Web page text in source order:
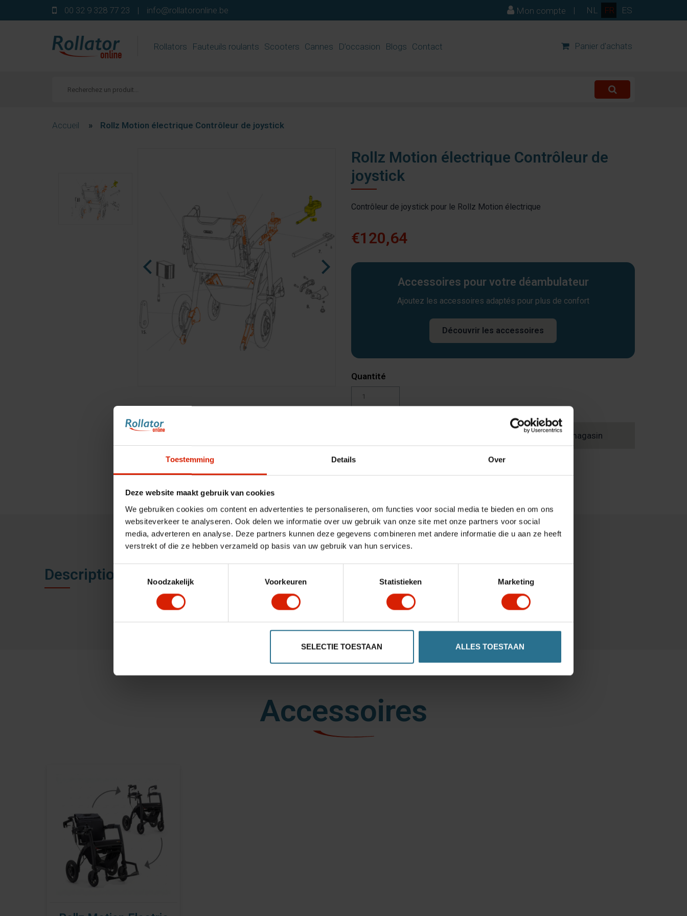
Toestemming Details Over
Deze website maakt gebruik van cookies
We gebruiken cookies om content en advertenties te personaliseren, om functies voor social media te bieden en om ons
websiteverkeer te analyseren. Ook delen we informatie over uw gebruik van onze site met onze partners voor social
media, adverteren en analyse. Deze partners kunnen deze gegevens combineren met andere informatie die u aan ze heeft
verstrekt of die ze hebben verzameld op basis van uw gebruik van hun services.
Noodzakelijk
Voorkeuren Statistieken Marketing
SELECTIE TOESTAAN ALLES TOESTAAN
00 32 9 328 77 23 | info@rollatoronline.be NL FR ES
Mon compte |
Rollators Fauteuils roulants Scooters Cannes D’occasion Blogs Contact Panier d'achats
Accueil » Rollz Motion électrique Contrôleur de joystick
Rollz Motion électrique Contrôleur de
joystick
Contrôleur de joystick pour le Rollz Motion électrique
€120,64
Accessoires pour votre déambulateur
Ajoutez les accessoires adaptés pour plus de confort
Découvrir les accessoires
Quantité
Trouvez un magasin
Description
Accessoires